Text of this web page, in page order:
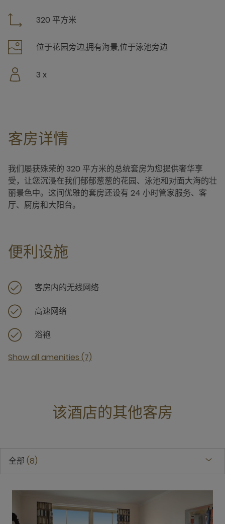
320 平方米
位于花园旁边,拥有海景,位于泳池旁边
3 x
客房详情
我们屡获殊荣的 320 平方米的总统套房为您提供奢华享
受，让您沉浸在我们郁郁葱葱的花园、泳池和对面大海的壮
丽景色中。这间优雅的套房还设有 24 小时管家服务、客
厅、厨房和大阳台。
便利设施
客房内的无线网络
高速网络
浴袍
Show all amenities (7)
该酒店的其他客房
全部 8